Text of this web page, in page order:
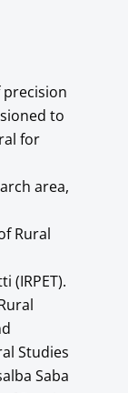
precision
to
for
area,
Rural
(IRPET).
Studies
Saba